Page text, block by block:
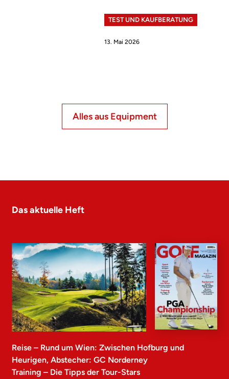
TEST UND KAUFBERATUNG
13. Mai 2026
Alles aus Equipment
Das aktuelle Heft
Reise – Rund um Wien: Zwischen Hofburg und
Heurigen, Abstecher: GC Norderney
Training – Die Tipps der Tour-Stars